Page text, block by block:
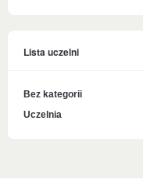
Lista uczelni
Bez kategorii
Uczelnia